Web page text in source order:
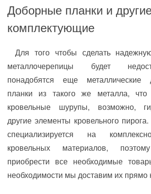
Доборные планки и
комплектующие
Для того чтобы сделать
металлочерепицы будет
понадобятся еще металлические
планки из такого же металла,
кровельные шурупы, возможно,
другие элементы кровельного
специализируется на
кровельных материалов,
приобрести все необходимые
необходимости мы доставим их прямо